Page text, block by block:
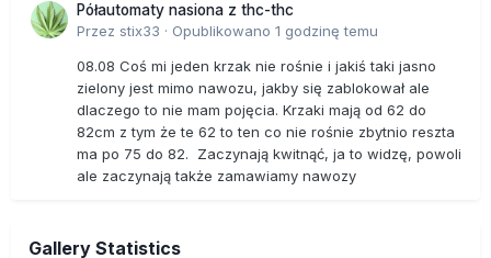
Półautomaty nasiona z thc-thc
Przez stix33 · Opublikowano 1 godzinę temu
08.08 Coś mi jeden krzak nie rośnie i jakiś taki jasno
zielony jest mimo nawozu, jakby się zablokował ale
dlaczego to nie mam pojęcia. Krzaki mają od 62 do
82cm z tym że te 62 to ten co nie rośnie zbytnio reszta
ma po 75 do 82. Zaczynają kwitnąć, ja to widzę, powoli
ale zaczynają także zamawiamy nawozy
Gallery Statistics